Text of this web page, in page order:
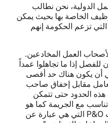
الدولية، نحن نطالب
الخاصة بها بحيث يمكن
تزعم الحكومة إنهم
العمل المخادعين.
إذا ما تجاهلوا عمداً
أن يكون هناك حد أقصى
مقابل إخفاق صاحب
الحدود حتى تتمكن
مع الجريمة كما هو
الحال في قضايا مثل قضية عبارات P&O التي هي عبارة عن